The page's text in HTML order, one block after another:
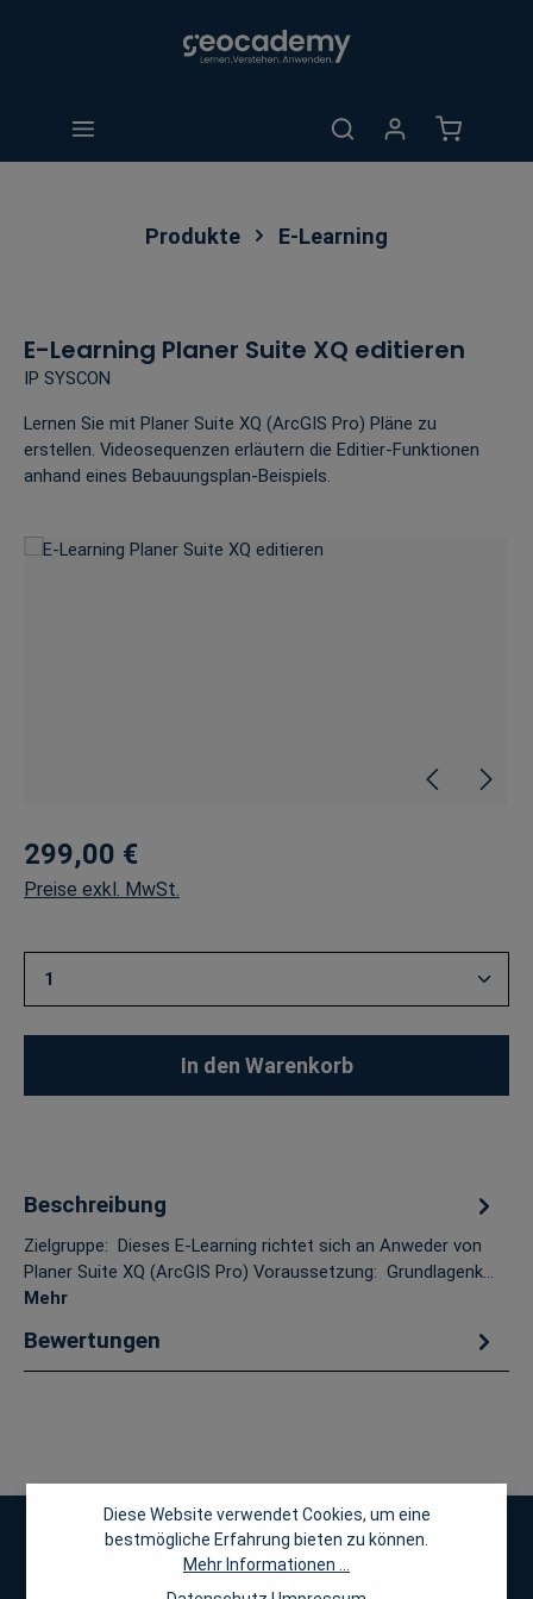
Produkte E-Learning
E-Learning Planer Suite XQ editieren
IP SYSCON
Lernen Sie mit Planer Suite XQ (ArcGIS Pro) Pläne zu
erstellen. Videosequenzen erläutern die Editier-Funktionen
anhand eines Bebauungsplan-Beispiels.
Bildergalerie überspringen
299,00 €
Preise exkl. MwSt.
Produkt Anzahl: Gib den gewünschten Wert ein
In den Warenkorb
Beschreibung
Zielgruppe: Dieses E-Learning richtet sich an Anweder von
Planer Suite XQ (ArcGIS Pro) Voraussetzung: Grundlagenk…
Mehr
Bewertungen
Diese Website verwendet Cookies, um eine
bestmögliche Erfahrung bieten zu können.
Mehr Informationen ...